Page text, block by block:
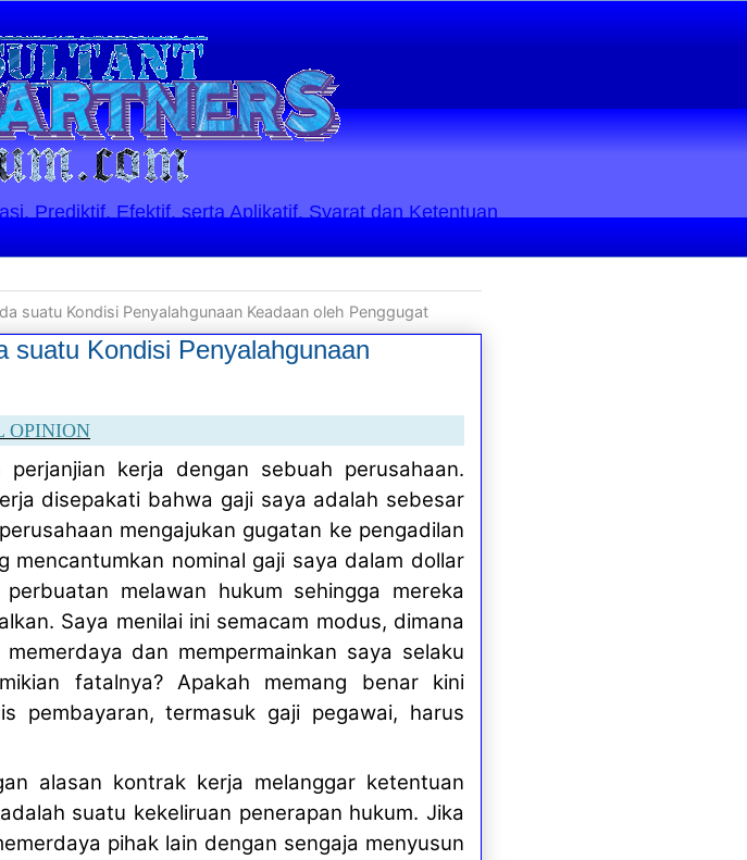
Prediktif, Efektif, serta Aplikatif. Syarat dan Ketentuan
suatu Kondisi Penyalahgunaan Keadaan oleh Penggugat
suatu Kondisi Penyalahgunaan
OPINION
kerja dengan sebuah perusahaan.
disepakati bahwa gaji saya adalah sebesar
mengajukan gugatan ke pengadilan
nominal gaji saya dalam dollar
melawan hukum sehingga mereka
Saya menilai ini semacam modus, dimana
dan mempermainkan saya selaku
fatalnya? Apakah memang benar kini
pembayaran, termasuk gaji pegawai, harus
alasan kontrak kerja melanggar ketentuan
suatu kekeliruan penerapan hukum. Jika
pihak lain dengan sengaja menyusun